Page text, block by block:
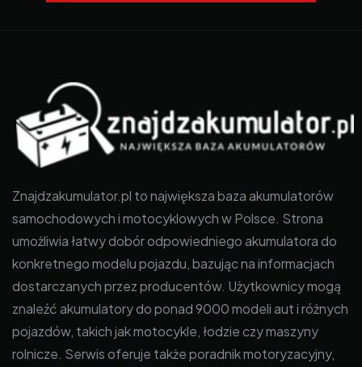
Znajdzakumulator.pl to największa baza akumulatorów
samochodowych i motocyklowych w Polsce. Strona
umożliwia łatwy dobór odpowiedniego akumulatora do
konkretnego modelu pojazdu, bazując na informacjach
dostarczanych przez producentów. Użytkownicy mogą
znaleźć akumulatory do ponad 9000 modeli aut i różnych
pojazdów, takich jak motocykle, łodzie czy maszyny
rolnicze. Serwis oferuje także poradnik motoryzacyjny,